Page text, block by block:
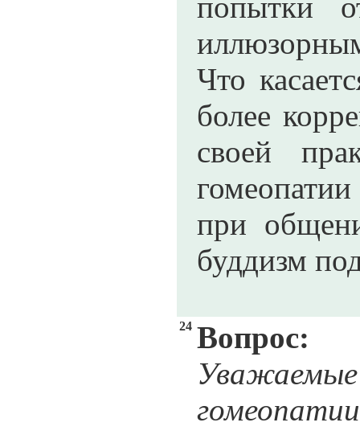
Что
более
своей
при
буддизм
24 Вопрос: